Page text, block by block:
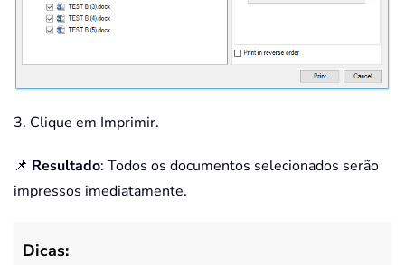
3. Clique em Imprimir.
📌 Resultado: Todos os documentos selecionados serão
impressos imediatamente.
Dicas: